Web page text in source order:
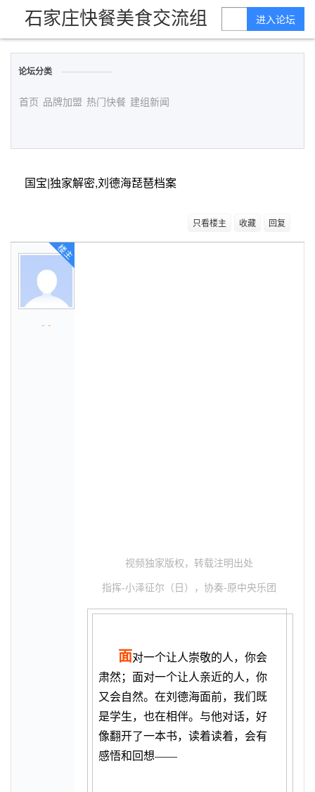
石家庄快餐美食交流组 进入论坛
论坛分类
首页 品牌加盟 热门快餐 建组新闻
国宝|独家解密,刘德海琵琶档案
只看楼主 收藏 回复
- -
楼主
视频独家版权，转载注明出处
指挥-小泽征尔（日），协奏-原中央乐团
面对一个让人崇敬的人，你会
肃然；面对一个让人亲近的人，你
又会自然。在刘德海面前，我们既
是学生，也在相伴。与他对话，好
像翻开了一本书，读着读着，会有
感悟和回想——